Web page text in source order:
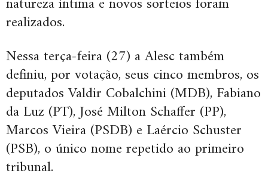
realizados.
Nessa terça-feira (27) a Alesc também
definiu, por votação, seus cinco membros, os
deputados Valdir Cobalchini (MDB), Fabiano
da Luz (PT), José Milton Schaffer (PP),
Marcos Vieira (PSDB) e Laércio Schuster
(PSB), o único nome repetido ao primeiro
tribunal.